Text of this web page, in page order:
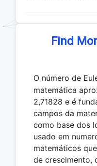
Find
O número de
matemática
2,71828 e é
campos da
como base dos
usado em
matemáticos
de crescimento,